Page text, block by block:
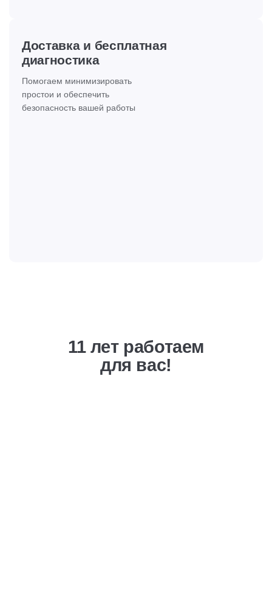
Доставка и бесплатная
диагностика
Помогаем минимизировать
простои и обеспечить
безопасность вашей работы
11 лет работаем
для вас!